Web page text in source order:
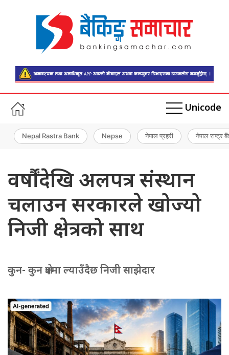
Unicode
Nepal Rastra Bank Nepse नेपाल प्रहरी नेपाल राष्ट्र
वर्षौंदेखि अलपत्र संस्थान
चलाउन सरकारले खोज्यो
निजी क्षेत्रको साथ
कुन- कुन क्षेत्रमा ल्याउँदैछ निजी साझेदार